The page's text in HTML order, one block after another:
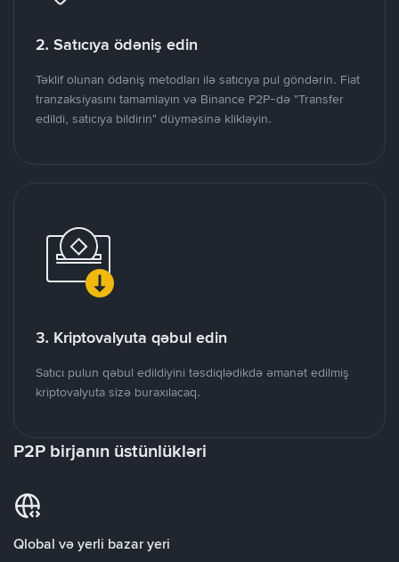
2. Satıcıya ödəniş edin
Təklif olunan ödəniş metodları ilə satıcıya pul göndərin. Fiat
tranzaksiyasını tamamlayın və Binance P2P-də "Transfer
edildi, satıcıya bildirin" düyməsinə klikləyin.
3. Kriptovalyuta qəbul edin
Satıcı pulun qəbul edildiyini təsdiqlədikdə əmanət edilmiş
kriptovalyuta sizə buraxılacaq.
P2P birjanın üstünlükləri
Qlobal və yerli bazar yeri